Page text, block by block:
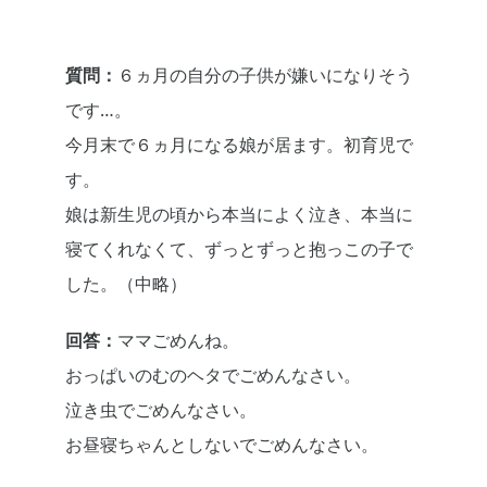
質問： ６ヵ月の自分の子供が嫌いになりそう
です…。
今月末で６ヵ月になる娘が居ます。初育児で
す。
娘は新生児の頃から本当によく泣き、本当に
寝てくれなくて、ずっとずっと抱っこの子で
した。（中略）
回答： ママごめんね。
おっぱいのむのヘタでごめんなさい。
泣き虫でごめんなさい。
お昼寝ちゃんとしないでごめんなさい。